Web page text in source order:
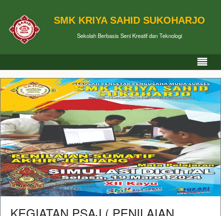
SMK KRIYA SAHID SUKOHARJO
Sekolah Berbasis Seni Kreatif dan Teknologi